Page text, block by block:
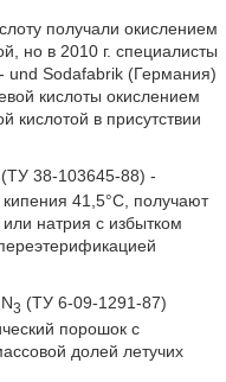
получали окислением
но в 2010 г. специалисты
und Sodafabrik (Германия)
кислоты окислением
кислотой в присутствии
(ТУ 38-103645-88) -
41,5°C, получают
натрия с избытком
N3 (ТУ 6-09-1291-87)
порошок с
долей летучих